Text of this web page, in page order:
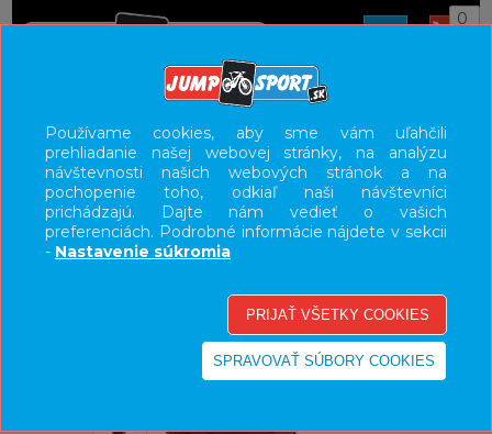
0
UŽÍVATEĽSKÝ PANEL
KATEGÓRIE
HLAVNÉ MENU
-70%
Používame cookies, aby sme vám uľahčili
prehliadanie našej webovej stránky, na analýzu
návštevnosti našich webových stránok a na
pochopenie toho, odkiaľ naši návštevníci
prichádzajú. Dajte nám vedieť o vašich
preferenciách. Podrobné informácie nájdete v sekcii
- Nastavenie súkromia